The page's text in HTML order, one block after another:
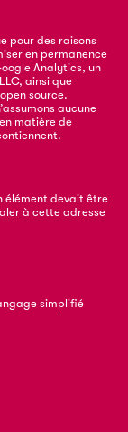
pour des raisons
en permanence
Analytics, un
ainsi que
source.
aucune
matière de
élément devait être
à cette adresse
simplifié